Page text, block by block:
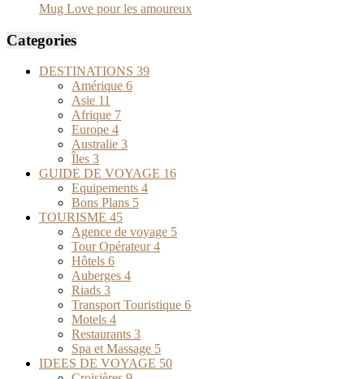
Mug Love pour les amoureux
Categories
DESTINATIONS 39
Amérique 6
Asie 11
Afrique 7
Europe 4
Australie 3
Îles 3
GUIDE DE VOYAGE 16
Equipements 4
Bons Plans 5
TOURISME 45
Agence de voyage 5
Tour Opérateur4
Hôtels 6
Auberges 4
Riads 3
Transport Touristique 6
Motels 4
Restaurants 3
Spa et Massage 5
IDEES DE VOYAGE 50